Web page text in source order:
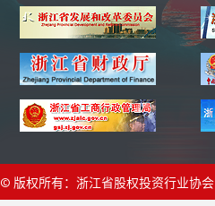
© 版权所有：浙江省股权投资行业协会